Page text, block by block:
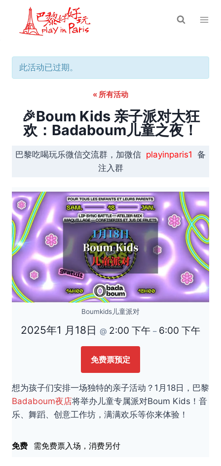
此活动已过期。
« 所有活动
🎉Boum Kids 亲子派对大狂
欢：Badaboum儿童之夜！
巴黎吃喝玩乐微信交流群，加微信 playinparis1 备
注入群
Boumkids儿童派对
2025年1 月18日 @ 2:00 下午 – 6:00 下午
免费票预定
想为孩子们安排一场独特的亲子活动？1月18日，巴黎
Badaboum夜店将举办儿童专属派对Boum Kids！音
乐、舞蹈、创意工作坊，满满欢乐等你来体验！
免费 需免费票入场，消费另付